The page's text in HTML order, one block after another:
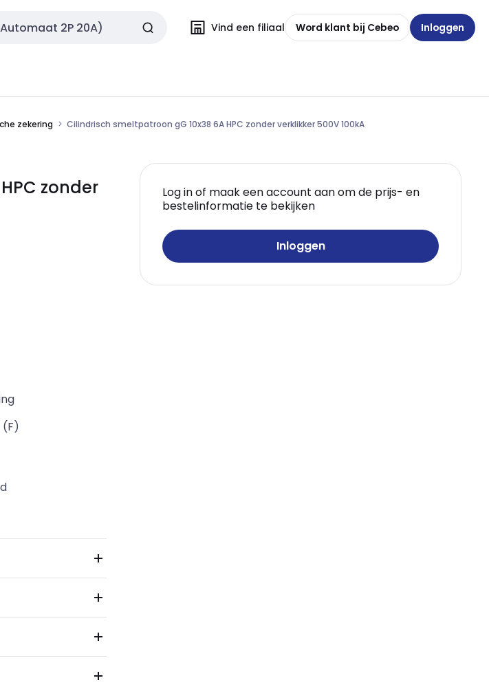
Vind een filiaal Word klant bij Cebeo Inloggen
zekering Cilindrisch smeltpatroon gG 10x38 6A HPC zonder verklikker 500V 100kA
zonder
Log in of maak een account aan om de prijs- en
bestelinformatie te bekijken
Inloggen
(F)